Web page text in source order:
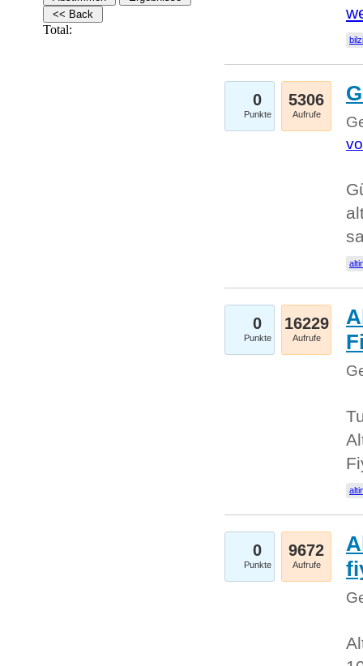
Total:
0
Punkte
5306
Aufrufe
0
Punkte
16229
Aufrufe
0
Punkte
9672
Aufrufe